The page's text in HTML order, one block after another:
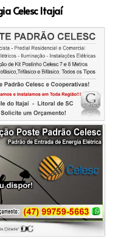
Celesc Itajaí